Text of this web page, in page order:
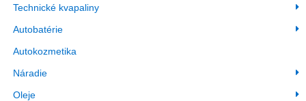
Technické kvapaliny
Autobatérie
Autokozmetika
Náradie
Oleje